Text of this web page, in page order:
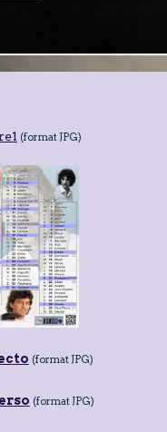
(format JPG)
(format JPG)
(format JPG)